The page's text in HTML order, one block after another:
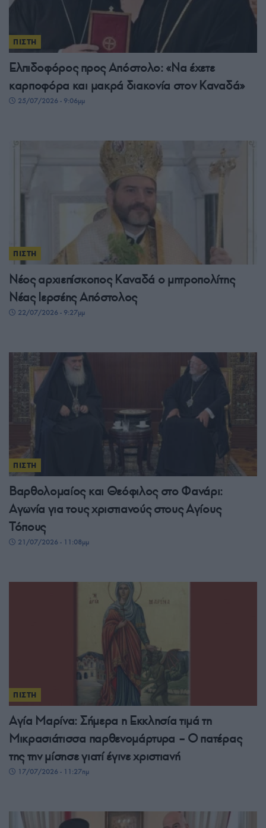
ΠΙΣΤΗ
Ελπιδοφόρος προς Απόστολο: «Να έχετε
καρποφόρα και μακρά διακονία στον Καναδά»
25/07/2026 - 9:06μμ
ΠΙΣΤΗ
Νέος αρχιεπίσκοπος Καναδά ο μητροπολίτης
Νέας Ιερσέης Απόστολος
22/07/2026 - 9:27μμ
ΠΙΣΤΗ
Βαρθολομαίος και Θεόφιλος στο Φανάρι:
Αγωνία για τους χριστιανούς στους Αγίους
Τόπους
21/07/2026 - 11:08μμ
ΠΙΣΤΗ
Αγία Μαρίνα: Σήμερα η Εκκλησία τιμά τη
Μικρασιάτισσα παρθενομάρτυρα – Ο πατέρας
της την μίσησε γιατί έγινε χριστιανή
17/07/2026 - 11:27πμ